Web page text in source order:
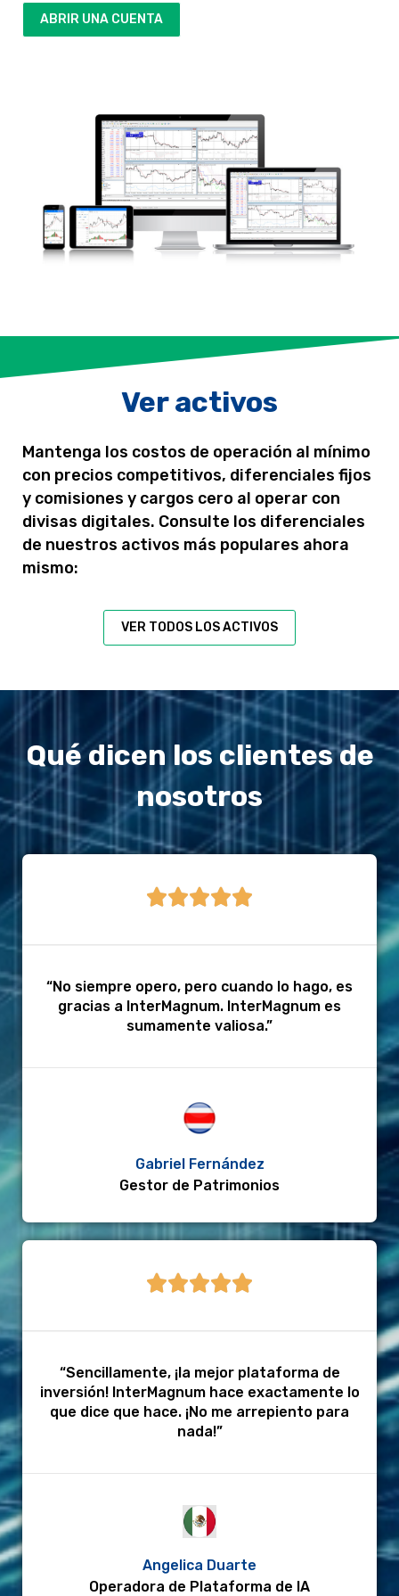
ABRIR UNA CUENTA
Ver activos
Mantenga los costos de operación al mínimo
con precios competitivos, diferenciales fijos
y comisiones y cargos cero al operar con
divisas digitales. Consulte los diferenciales
de nuestros activos más populares ahora
mismo:
VER TODOS LOS ACTIVOS
Qué dicen los clientes de
nosotros

“No siempre opero, pero cuando lo hago, es
gracias a InterMagnum. InterMagnum es
sumamente valiosa.”
Gabriel Fernández
Gestor de Patrimonios

“Sencillamente, ¡la mejor plataforma de
inversión! InterMagnum hace exactamente lo
que dice que hace. ¡No me arrepiento para
nada!”
Angelica Duarte
Operadora de Plataforma de IA